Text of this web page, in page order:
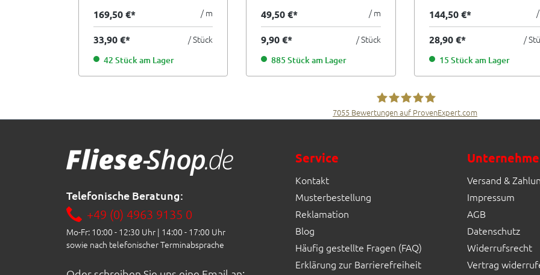
Butterfly blau 3x20 cm I.Sorte
169,50 €* / m
33,90 €* / Stück
42 Stück am Lager
Butterfly grün 3x20 cm I.Sorte
49,50 €* / m
9,90 €* / Stück
885 Stück am Lager
lila grün rot 6,5x20 cm
144,50 €*
28,90 €* /
15 Stück am Lager
7055 Bewertungen auf ProvenExpert.com
Telefonische Beratung:
+49 (0) 4963 9135 0
Mo-Fr: 10:00 - 12:30 Uhr | 14:00 - 17:00 Uhr
sowie nach telefonischer Terminabsprache
Service
Kontakt
Musterbestellung
Reklamation
Blog
Häufig gestellte Fragen (FAQ)
Erklärung zur Barrierefreiheit
Versand &
Impressum
AGB
Datenschutz
Widerrufsrecht
Vertrag